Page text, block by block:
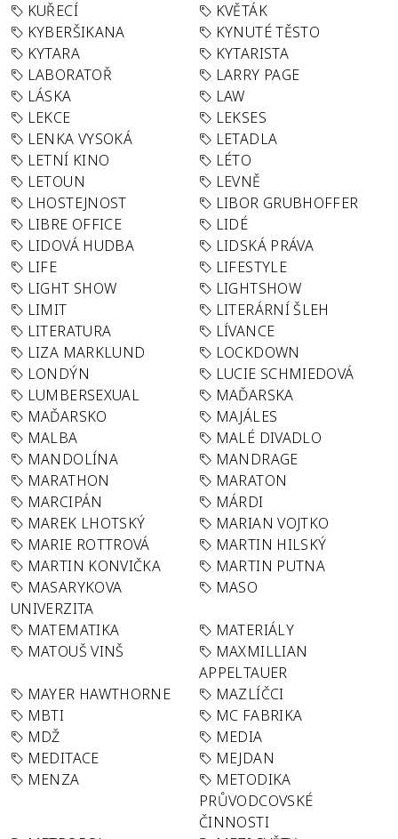
KUŘECÍ
KVĚTÁK
KYBERŠIKANA
KYNUTÉ TĚSTO
KYTARA
KYTARISTA
LABORATOŘ
LARRY PAGE
LÁSKA
LAW
LEKCE
LEKSES
LENKA VYSOKÁ
LETADLA
LETNÍ KINO
LÉTO
LETOUN
LEVNĚ
LHOSTEJNOST
LIBOR GRUBHOFFER
LIBRE OFFICE
LIDÉ
LIDOVÁ HUDBA
LIDSKÁ PRÁVA
LIFE
LIFESTYLE
LIGHT SHOW
LIGHTSHOW
LIMIT
LITERÁRNÍ ŠLEH
LITERATURA
LÍVANCE
LIZA MARKLUND
LOCKDOWN
LONDÝN
LUCIE SCHMIEDOVÁ
LUMBERSEXUAL
MAĎARSKA
MAĎARSKO
MAJÁLES
MALBA
MALÉ DIVADLO
MANDOLÍNA
MANDRAGE
MARATHON
MARATON
MARCIPÁN
MÁRDI
MAREK LHOTSKÝ
MARIAN VOJTKO
MARIE ROTTROVÁ
MARTIN HILSKÝ
MARTIN KONVIČKA
MARTIN PUTNA
MASARYKOVA
UNIVERZITA
MASO
MATEMATIKA
MATERIÁLY
MATOUŠ VINŠ
MAXMILLIAN
APPELTAUER
MAYER HAWTHORNE
MAZLÍČCI
MBTI
MC FABRIKA
MDŽ
MEDIA
MEDITACE
MEJDAN
MENZA
METODIKA
PRŮVODCOVSKÉ
ČINNOSTI